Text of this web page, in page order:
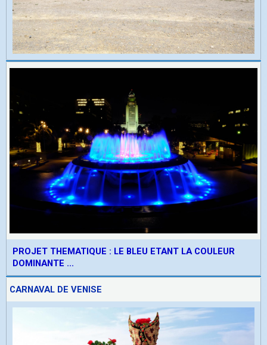
PROJET THEMATIQUE : LE BLEU ETANT LA COULEUR
DOMINANTE ...
CARNAVAL DE VENISE